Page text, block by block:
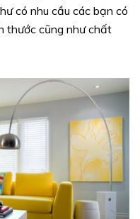
có nhu cầu các bạn có
thước cũng như chất